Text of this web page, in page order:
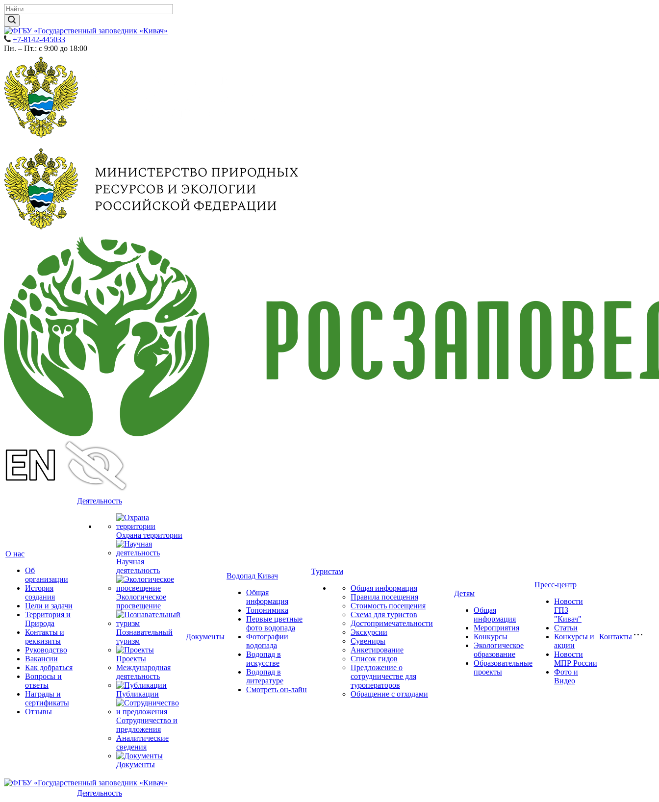
+7-8142-445033
Пн. – Пт.: с 9:00 до 18:00
О нас
Об
организации
История
создания
Цели и задачи
Территория и
Природа
Контакты и
реквизиты
Руководство
Вакансии
Как добраться
Вопросы и
ответы
Награды и
сертификаты
Отзывы
Деятельность
Охрана территории
Научная
деятельность
Экологическое
просвещение
Познавательный
туризм
Проекты
Международная
деятельность
Публикации
Сотрудничество и
предложения
Аналитические
сведения
Документы
Документы
Водопад Кивач
Общая
информация
Топонимика
Первые цветные
фото водопада
Фотографии
водопада
Водопад в
искусстве
Водопад в
литературе
Смотреть он-лайн
Туристам
Общая информация
Правила посещения
Стоимость посещения
Схема для туристов
Достопримечательности
Экскурсии
Сувениры
Анкетирование
Список гидов
Предложение о
сотрудничестве для
туроператоров
Обращение с отходами
Детям
Общая
информация
Мероприятия
Конкурсы
Экологическое
образование
Образовательные
проекты
Пресс-центр
Новости
ГПЗ
"Кивач"
Статьи
Конкурсы и
акции
Новости
МПР России
Фото и
Видео
Контакты
Деятельность